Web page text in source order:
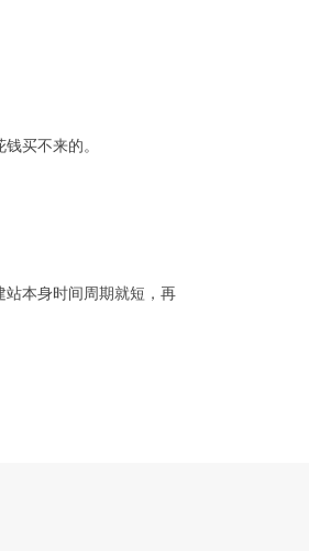
买不来的。
本身时间周期就短，再